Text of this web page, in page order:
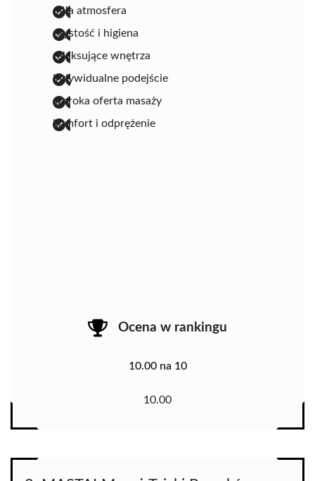
miła atmosfera
czystość i higiena
relaksujące wnętrza
indywidualne podejście
szeroka oferta masaży
komfort i odprężenie
Ocena w rankingu
10.00 na 10
10.00